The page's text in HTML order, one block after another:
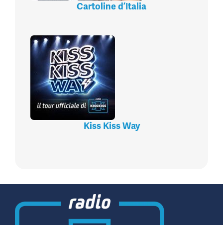
Cartoline d’Italia
Kiss Kiss Way